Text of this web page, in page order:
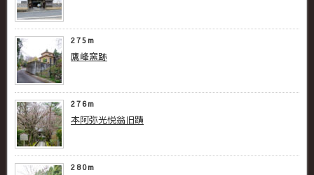
275m
鷹峰窯跡
276m
本阿弥光悦翁旧蹟
280m